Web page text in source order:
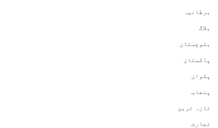
برطانیہ
بلاگ
بلوچستان
پاکستان
پکوان
پنجاب
تازہ ترین
تجارت